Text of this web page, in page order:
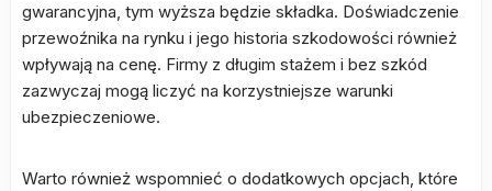
gwarancyjna, tym wyższa będzie składka. Doświadczenie
przewoźnika na rynku i jego historia szkodowości również
wpływają na cenę. Firmy z długim stażem i bez szkód
zazwyczaj mogą liczyć na korzystniejsze warunki
ubezpieczeniowe.
Warto również wspomnieć o dodatkowych opcjach, które